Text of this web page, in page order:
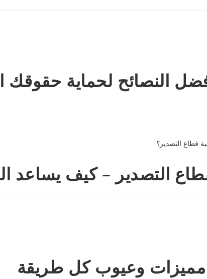
النصائح لحماية حقوقك
التصدير – كيف يساعد
مميزات وعيوب كل طريقة